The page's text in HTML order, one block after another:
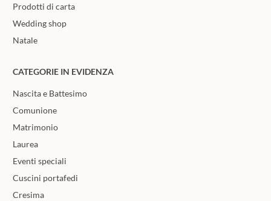
Prodotti di carta
Wedding shop
Natale
CATEGORIE IN EVIDENZA
Nascita e Battesimo
Comunione
Matrimonio
Laurea
Eventi speciali
Cuscini portafedi
Cresima